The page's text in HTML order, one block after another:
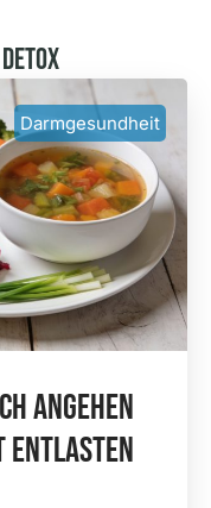
Darmgesundheit
Angehen
Entlasten